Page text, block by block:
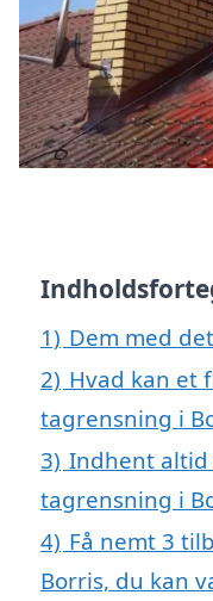
1) Dem med
2) Hvad kan et
tagrensning i
3) Indhent altid
tagrensning i
4) Få nemt 3
Borris, du kan